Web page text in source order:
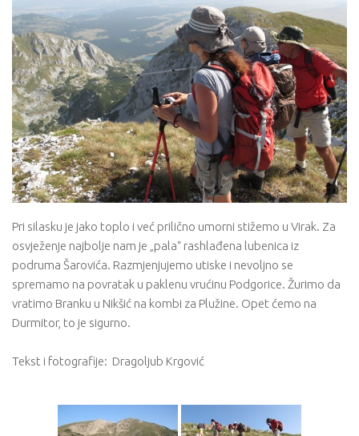
Pri silasku je jako toplo i već prilično umorni stižemo u Virak. Za
osvježenje najbolje nam je „pala“ rashlađena lubenica iz
podruma Šarovića. Razmjenjujemo utiske i nevoljno se
spremamo na povratak u paklenu vrućinu Podgorice. Žurimo da
vratimo Branku u Nikšić na kombi za Plužine. Opet ćemo na
Durmitor, to je sigurno.
Tekst i fotografije: Dragoljub Krgović